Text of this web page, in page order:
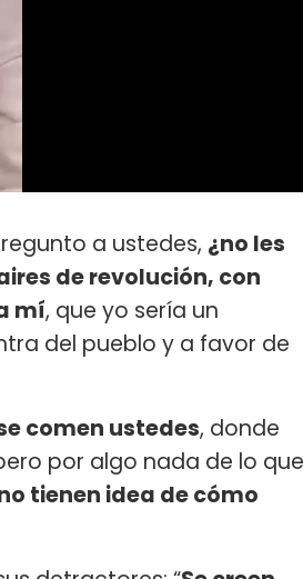
a ustedes, ¿no les
de revolución, con
mí, que yo sería un
del pueblo y a favor de
comen ustedes, donde
por algo nada de lo que
tienen idea de cómo